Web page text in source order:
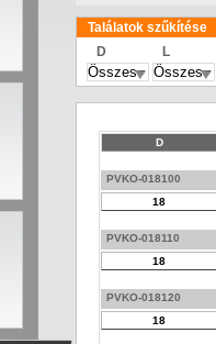
Találatok szűkítése
D
L
D
PVKO-018100
18
PVKO-018110
18
PVKO-018120
18